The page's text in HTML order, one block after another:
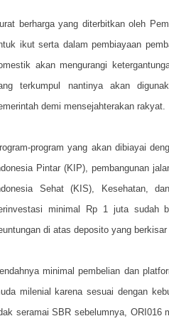
berharga yang diterbitkan oleh
ikut serta dalam pembiayaan
akan mengurangi
terkumpul nantinya akan
demi mensejahterakan rakyat.
program yang akan dibiayai
Pintar (KIP), pembangunan
Sehat (KIS), Kesehatan,
minimal Rp 1 juta sudah
di atas deposito yang
minimal pembelian dan
milenial karena sesuai dengan
seramai SBR sebelumnya, ORI016